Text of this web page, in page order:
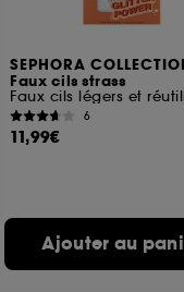
SEPHORA
Faux cils strass
6
11,99€
Ajouter au